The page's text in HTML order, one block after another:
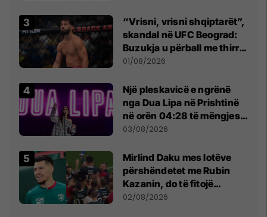
“Vrisni, vrisni shqiptarët”,
skandal në UFC Beograd:
Buzukja u përball me thirrje
anti-shqiptare nga
01/08/2026
Një pleskavicë e ngrënë
nga Dua Lipa në Prishtinë
në orën 04:28 të mëngjesit
- dhe bota digjitale serbe
03/08/2026
Mirlind Daku mes lotëve
përshëndetet me Rubin
Kazanin, do të fitojë
miliona te Spartak Moska
02/08/2026